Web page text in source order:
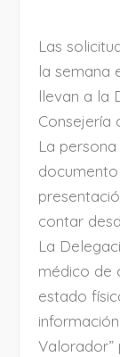
Las
la semana
llevan a la
Consejería
La
contar
La
médico de
estado
Valorador”